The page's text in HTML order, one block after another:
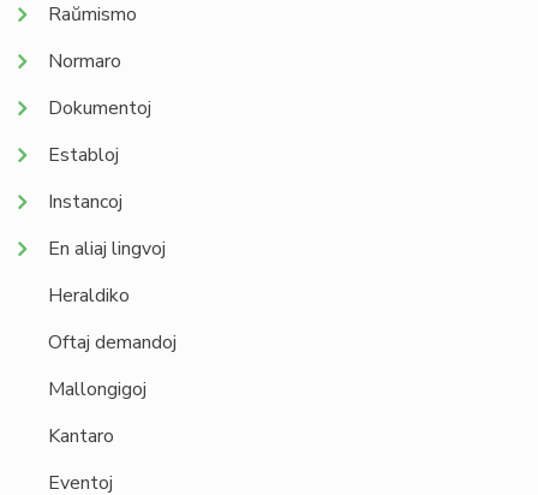
Raŭmismo
Normaro
Dokumentoj
Establoj
Instancoj
En aliaj lingvoj
Heraldiko
Oftaj demandoj
Mallongigoj
Kantaro
Eventoj